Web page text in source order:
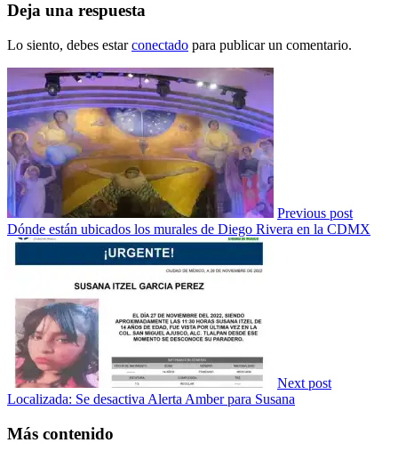
Deja una respuesta
Lo siento, debes estarconectado para publicar un comentario.
Previous post
Dónde están ubicados los murales de Diego Rivera en la CDMX
Next post
Localizada: Se desactiva Alerta Amber para Susana
Más contenido